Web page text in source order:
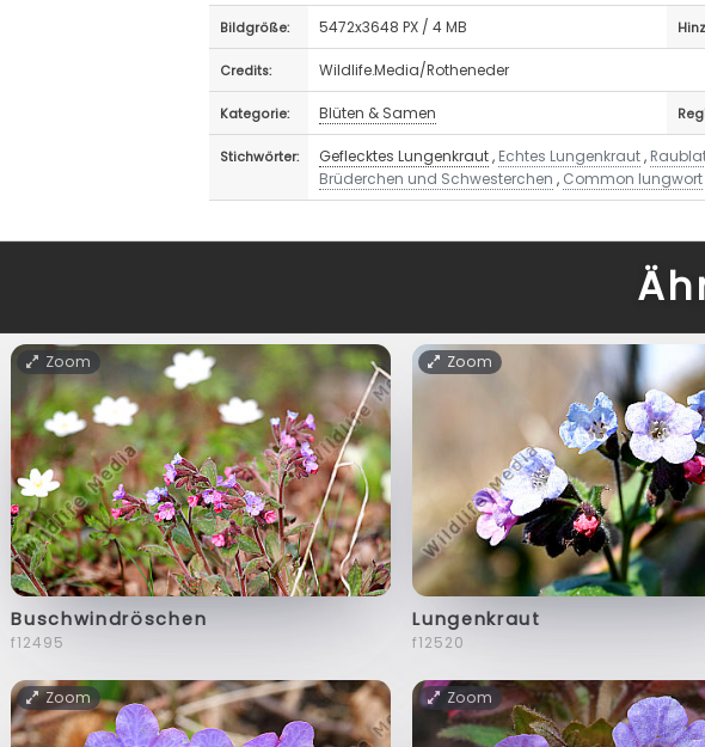
Bildgröße: 5472x3648 PX / 4 MB
Credits: Wildlife.Media/Rotheneder
Kategorie: Blüten & Samen
Stichwörter: Geflecktes Lungenkraut, Echtes Lungenkraut,
Brüderchen und Schwesterchen , Common lungwort
Zoom
Buschwindröschen
f12495
Zoom
Lungenkraut
f12520
Zoom Zoom